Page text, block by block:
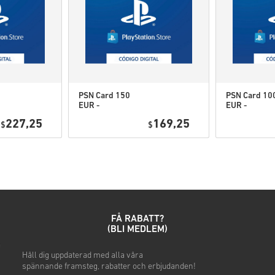
Kolla den snabba guiden
Dessa koder har inget
Nedladdningsbart
spelet för att kunna
Du kan få mer än en kod
$227,25
PSN Card 150
EUR -
Portugal
$ 169,25
PSN Card
EUR -
Portugal
FÅ RABATT?
(BLI MEDLEM)
Håll dig uppdaterad med alla våra
spännande framsteg, rabatter och erbjudanden!